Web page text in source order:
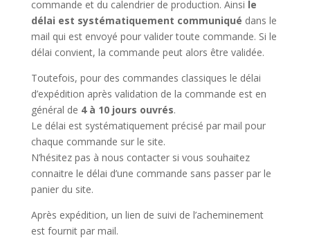
commande et du calendrier de production. Ainsi le
délai est systématiquement communiqué dans le
mail qui est envoyé pour valider toute commande. Si le
délai convient, la commande peut alors être validée.
Toutefois, pour des commandes classiques le délai
d’expédition après validation de la commande est en
général de 4 à 10 jours ouvrés.
Le délai est systématiquement précisé par mail pour
chaque commande sur le site.
N’hésitez pas à nous contacter si vous souhaitez
connaitre le délai d’une commande sans passer par le
panier du site.
Après expédition, un lien de suivi de l’acheminement
est fournit par mail.